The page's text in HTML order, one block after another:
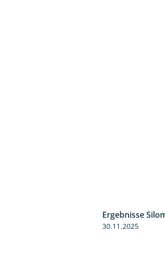
Ergebnisse
30.11.2025